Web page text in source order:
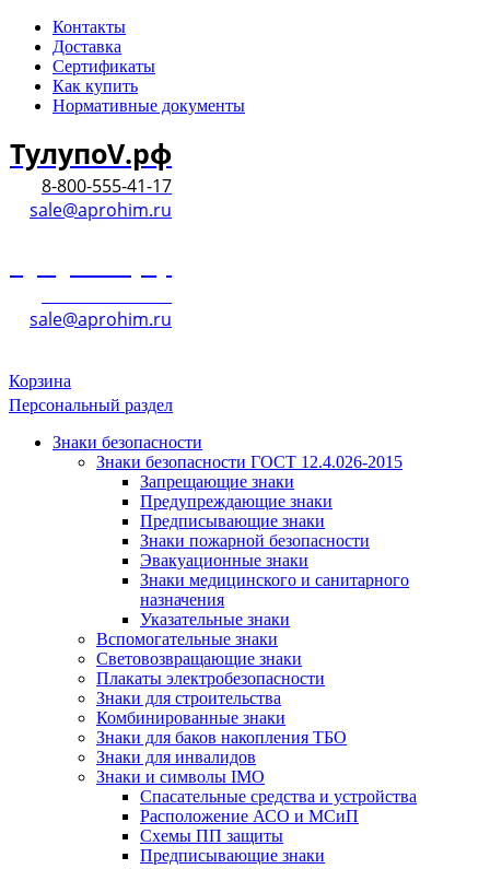
Контакты
Доставка
Сертификаты
Как купить
Нормативные документы
ТулупоV.рф
8-800-555-41-17
sale@aprohim.ru
sale@aprohim.ru
Корзина
Персональный раздел
Знаки безопасности
Знаки безопасности ГОСТ 12.4.026-2015
Запрещающие знаки
Предупреждающие знаки
Предписывающие знаки
Знаки пожарной безопасности
Эвакуационные знаки
Знаки медицинского и санитарного
назначения
Указательные знаки
Вспомогательные знаки
Световозвращающие знаки
Плакаты электробезопасности
Знаки для строительства
Комбинированные знаки
Знаки для баков накопления ТБО
Знаки для инвалидов
Знаки и символы IMO
Спасательные средства и устройства
Расположение АСО и МСиП
Схемы ПП защиты
Предписывающие знаки